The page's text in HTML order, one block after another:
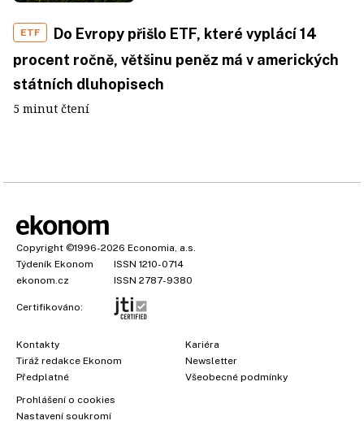
ETF
Do Evropy přišlo ETF, které vyplácí 14
procent ročně, většinu peněz má v amerických
státních dluhopisech
5 minut čtení
Copyright ©1996-2026 Economia, a.s.
Týdeník Ekonom
ISSN 1210-0714
ekonom.cz
ISSN 2787-9380
Certifikováno:
Kontakty
Tiráž redakce Ekonom
Předplatné
Kariéra
Newsletter
Všeobecné podmínky
Prohlášení o cookies
Nastavení soukromí